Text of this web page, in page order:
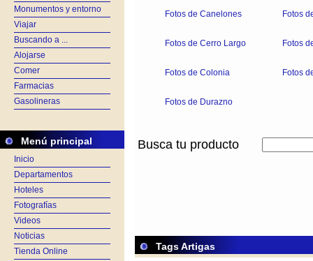
Monumentos y entorno
Viajar
Buscando a ...
Alojarse
Comer
Farmacias
Gasolineras
Menú principal
Inicio
Departamentos
Hoteles
Fotografías
Videos
Noticias
Tienda Online
Fotos de Canelones
Fotos de Cerro Largo
Fotos de Colonia
Fotos de Durazno
Fotos
Fotos
Fotos
Busca tu producto
Tags Artigas